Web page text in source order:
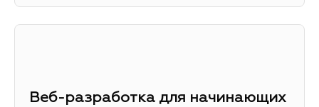
Веб-разработка для начинающих